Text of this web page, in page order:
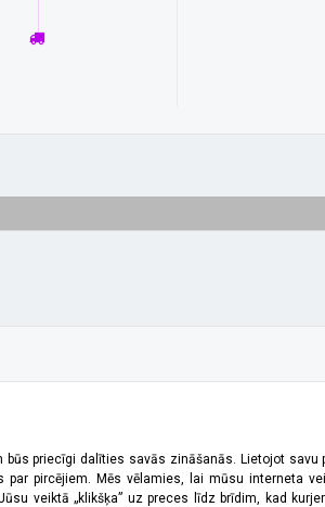
priecīgi dalīties savās zināšanās. Lietojot savu
pircējiem. Mēs vēlamies, lai mūsu interneta
veiktā „klikšķa” uz preces līdz brīdim, kad